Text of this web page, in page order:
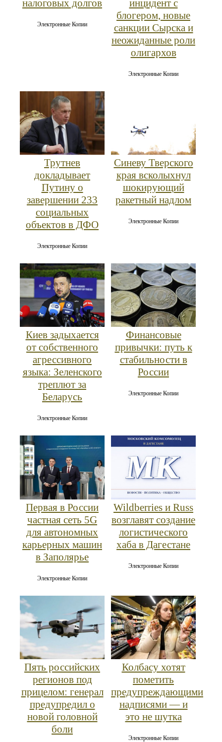
налоговых долгов
Электронные Копии
инцидент с
блогером, новые
санкции Сырска и
неожиданные роли
олигархов
Электронные Копии
Трутнев
докладывает
Путину о
завершении 233
социальных
объектов в ДФО
Электронные Копии
Синеву Тверского
края всколыхнул
шокирующий
ракетный надлом
Электронные Копии
Киев задыхается
от собственного
агрессивного
языка: Зеленского
треплют за
Беларусь
Электронные Копии
Финансовые
привычки: путь к
стабильности в
России
Электронные Копии
Первая в России
частная сеть 5G
для автономных
карьерных машин
в Заполярье
Электронные Копии
Wildberries и Russ
возглавят создание
логистического
хаба в Дагестане
Электронные Копии
Пять российских
регионов под
прицелом: генерал
предупредил о
новой головной
боли
Колбасу хотят
пометить
предупреждающими
надписями — и
это не шутка
Электронные Копии